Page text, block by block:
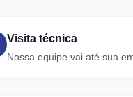
Visita técnica
Nossa equipe vai até sua